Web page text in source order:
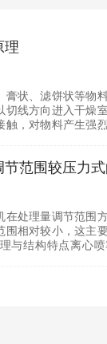
理
膏状、滤饼状等物
切线方向进入干燥
触，对物料产生强
范围较压力
处理量调节范围
围相对较小，这主
与结构特点离心